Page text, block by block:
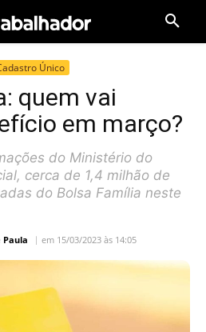
Único
quem vai
em março?
do Ministério do
cerca de 1,4 milhão de
do Bolsa Família neste
Paula em 15/03/2023 às 14:05